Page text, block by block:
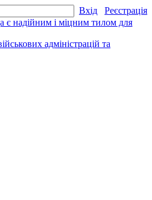
Вхід Реєстрація
є надійним і міцним тилом для
адміністрацій та